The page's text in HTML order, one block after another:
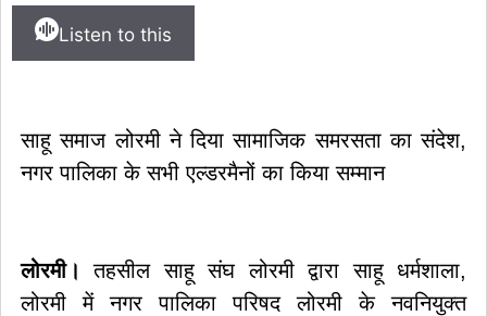
Listen to this
साहू समाज लोरमी ने दिया सामाजिक समरसता का संदेश,
नगर पालिका के सभी एल्डरमैनों का किया सम्मान
लोरमी।
तहसील साहू संघ लोरमी द्वारा साहू धर्मशाला,
लोरमी में नगर पालिका परिषद लोरमी के नवनियुक्त